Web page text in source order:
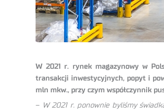
W 2021 r. rynek magazynowy w
transakcji inwestycyjnych, popyt i
mln mkw., przy czym współczynnik
–
W 2021 r. ponownie byliśmy